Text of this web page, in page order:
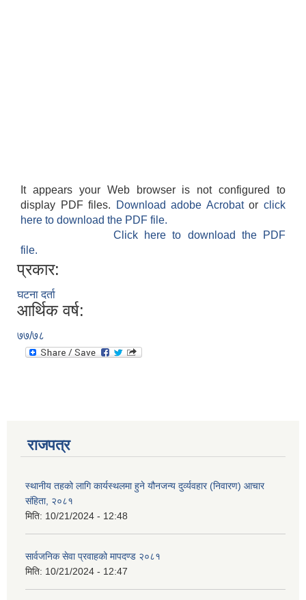
It appears your Web browser is not configured to
display PDF files.
Download adobe Acrobatorclick
here to download the PDF file.
Click here to download the PDF
file.
प्रकार:
घटना दर्ता
आर्थिक वर्ष:
७७/७८
राजपत्र
स्थानीय तहको लागि कार्यस्थलमा हुने यौनजन्य दुर्व्यवहार (निवारण) आचार
संहिता, २०८१
मिति: 10/21/2024 - 12:48
सार्वजनिक सेवा प्रवाहको मापदण्ड २०८१
मिति: 10/21/2024 - 12:47